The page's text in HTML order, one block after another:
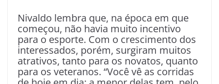
Nivaldo lembra que, na época em que
começou, não havia muito incentivo
para o esporte. Com o crescimento dos
interessados, porém, surgiram muitos
atrativos, tanto para os novatos, quanto
para os veteranos. “Você vê as corridas